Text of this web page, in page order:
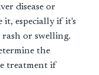
disease or
it, especially if it's
rash or swelling.
the
treatment if